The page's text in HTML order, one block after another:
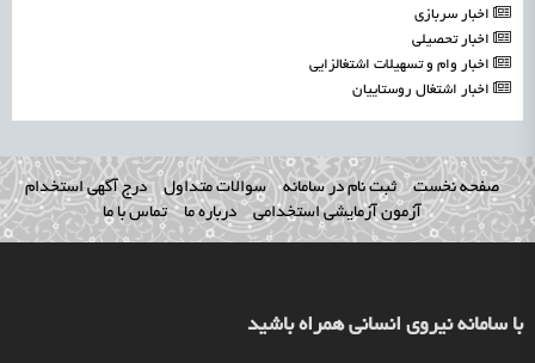
اخبار سربازی
اخبار تحصیلی
اخبار وام و تسهیلات اشتغالزایی
اخبار اشتغال روستاییان
صفحه نخست ثبت نام در سامانه سوالات متداول
درج آگهی استخدام
آزمون آزمایشی استخدامی
درباره ما تماس با ما
با سامانه نیروی انسانی همراه باشید